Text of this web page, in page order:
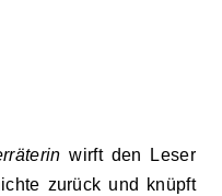
wirft den Leser
zurück und knüpft